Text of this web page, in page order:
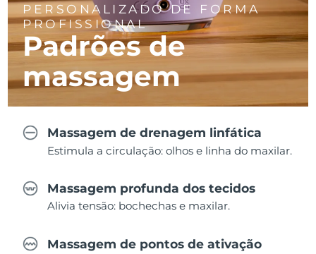
PERSONALIZADO DE FORMA
PROFISSIONAL
Padrões de
massagem
Massagem de drenagem linfática
Estimula a circulação: olhos e linha do maxilar.
Massagem profunda dos tecidos
Alivia tensão: bochechas e maxilar.
Massagem de pontos de ativação